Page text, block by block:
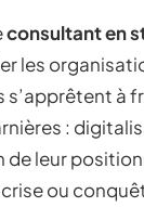
consultant en
les
s’apprêtent à
:
de leur
ou